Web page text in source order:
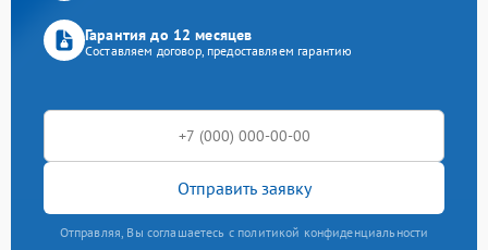
Гарантия до 12 месяцев
Составляем договор, предоставляем гарантию
Отправить заявку
Отправляя, Вы соглашаетесь с политикой конфиденциальности